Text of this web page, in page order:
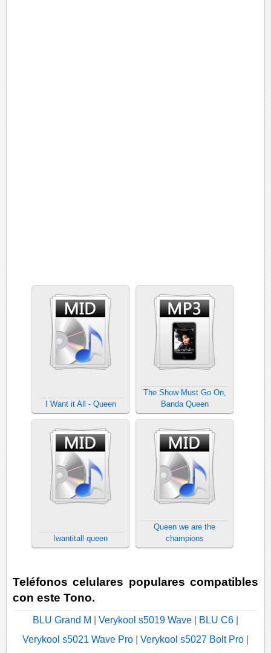
I Want it All - Queen
The Show Must Go On,
Banda Queen
Iwantitall queen
Queen we are the
champions
Teléfonos celulares populares compatibles
con este Tono.
BLU Grand M Verykool s5019 Wave BLU C6
Verykool s5021 Wave Pro
Verykool s5027 Bolt Pro